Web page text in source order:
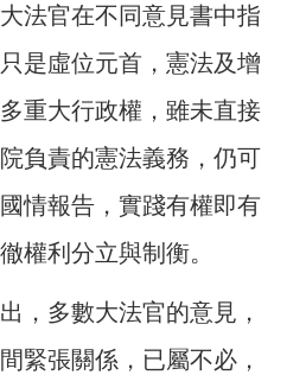
法官在不同意見書中指
是虛位元首，憲法及增
重大行政權，雖未直接
負責的憲法義務，仍可
情報告，實踐有權即有
權利分立與制衡。
，多數大法官的意見，
緊張關係，已屬不必，